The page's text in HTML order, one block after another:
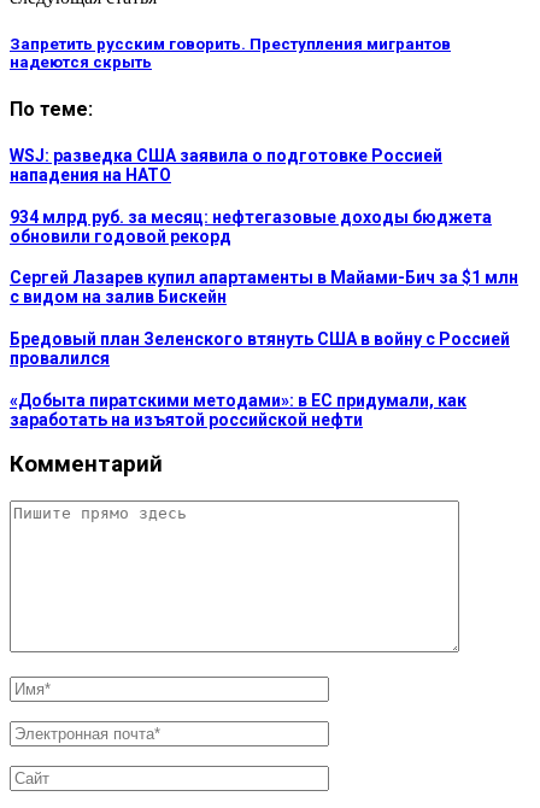
Запретить русским говорить. Преступления мигрантов
надеются скрыть
По теме:
WSJ: разведка США заявила о подготовке Россией
нападения на НАТО
934 млрд руб. за месяц: нефтегазовые доходы бюджета
обновили годовой рекорд
Сергей Лазарев купил апартаменты в Майами-Бич за $1 млн
с видом на залив Бискейн
Бредовый план Зеленского втянуть США в войну с Россией
провалился
«Добыта пиратскими методами»: в ЕС придумали, как
заработать на изъятой российской нефти
Комментарий